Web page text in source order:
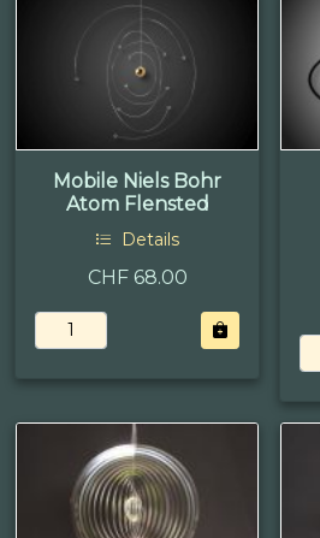
Mobile Niels Bohr
Atom Flensted
Details
CHF 68.00